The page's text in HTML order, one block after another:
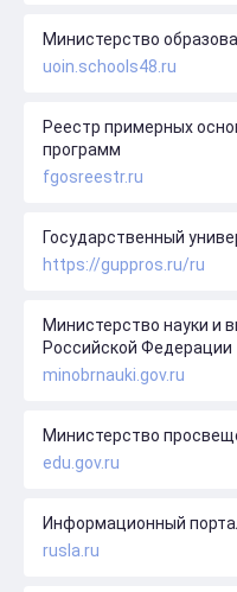
Министерство
uoin.schools48.ru
Реестр примерных
программ
fgosreestr.ru
Государственный
https://guppros.ru/ru
Министерство науки и
Российской Федерации
minobrnauki.gov.ru
Министерство
edu.gov.ru
Информационный
rusla.ru